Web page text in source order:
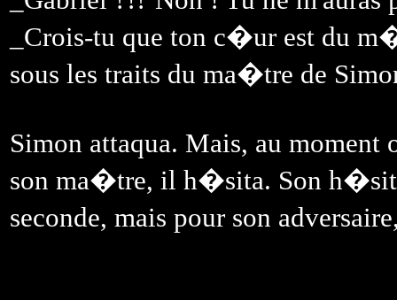
_Crois-tu que ton c�ur est du
sous les traits du ma�tre de
Simon attaqua. Mais, au
son ma�tre, il h�sita. Son
seconde, mais pour son